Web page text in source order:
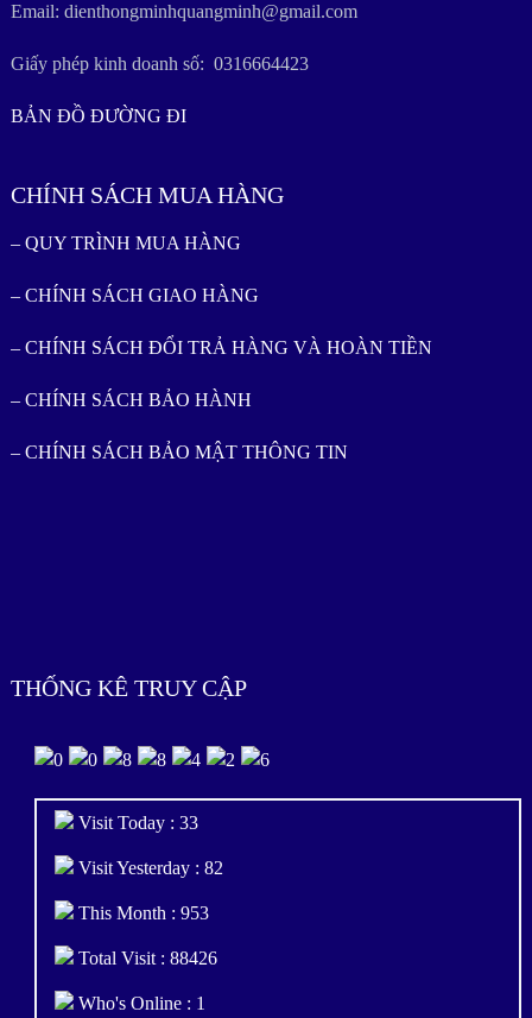
Email: dienthongminhquangminh@gmail.com
Giấy phép kinh doanh số: 0316664423
BẢN ĐỒ ĐƯỜNG ĐI
CHÍNH SÁCH MUA HÀNG
– QUY TRÌNH MUA HÀNG
– CHÍNH SÁCH GIAO HÀNG
– CHÍNH SÁCH ĐỔI TRẢ HÀNG VÀ HOÀN TIỀN
– CHÍNH SÁCH BẢO HÀNH
– CHÍNH SÁCH BẢO MẬT THÔNG TIN
THỐNG KÊ TRUY CẬP
Visit Today : 33
Visit Yesterday : 82
This Month : 953
Total Visit : 88426
Who's Online : 1